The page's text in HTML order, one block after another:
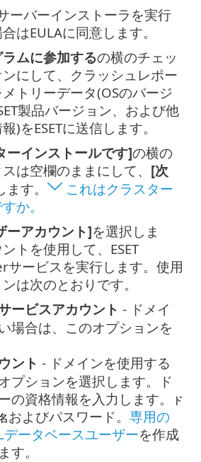
サーバーインストーラを実行
はEULAに同意します。
ムに参加するの横のチェッ
にして、クラッシュレポー
トリーデータ(OSのバージ
製品バージョン、および他
)をESETに送信します。
ーインストールです]の横の
は空欄のままにして、 [次
す。
これはクラスター
か。
ーアカウント]を選択しま
トを使用して、ESET
サービスを実行します。使用
は次のとおりです。
ービスアカウント - ドメイ
場合は、このオプションを
ント - ドメインを使用する
プションを選択します。ド
の資格情報を入力します。
ド
およびパスワード。 専用の
ータベースユーザーを作成
す。